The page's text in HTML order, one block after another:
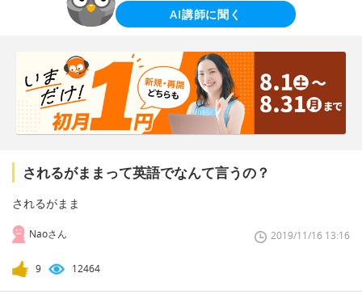
AI講師に聞く
されるがままって英語でなんて言うの？
されるがまま
Naoさん 2019/11/16 13:16
9 12464